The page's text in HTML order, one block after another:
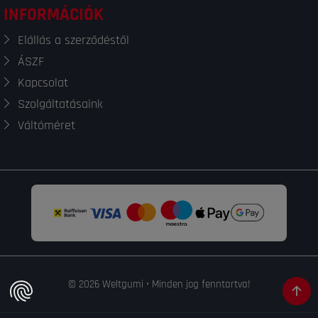
INFORMÁCIÓK
Elállás a szerződéstől
ÁSZF
Kapcsolat
Szolgáltatásaink
Váltóméret
© 2026 Weltgumi • Minden jog fenntartva!